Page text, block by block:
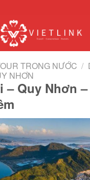
TRONG NƯỚC /
NHƠN
– Quy Nhơn